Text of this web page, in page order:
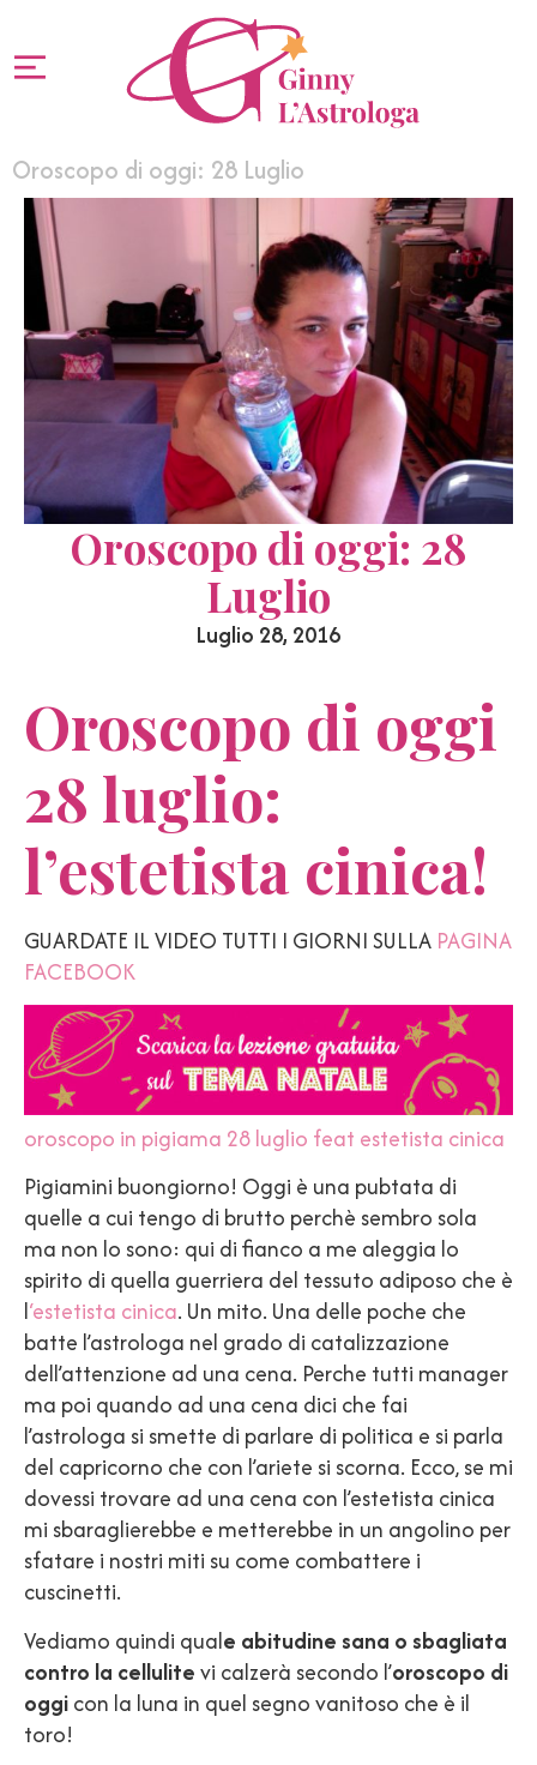
Oroscopo di oggi: 28 Luglio
Oroscopo di oggi: 28
Luglio
Luglio 28, 2016
Oroscopo di oggi
28 luglio:
l’estetista cinica!
GUARDATE IL VIDEO TUTTI I GIORNI SULLA PAGINA
FACEBOOK
oroscopo in pigiama 28 luglio feat estetista cinica
Pigiamini buongiorno! Oggi è una pubtata di
quelle a cui tengo di brutto perchè sembro sola
ma non lo sono: qui di fianco a me aleggia lo
spirito di quella guerriera del tessuto adiposo che è
l‘estetista cinica. Un mito. Una delle poche che
batte l’astrologa nel grado di catalizzazione
dell’attenzione ad una cena. Perche tutti manager
ma poi quando ad una cena dici che fai
l’astrologa si smette di parlare di politica e si parla
del capricorno che con l’ariete si scorna. Ecco, se mi
dovessi trovare ad una cena con l’estetista cinica
mi sbaraglierebbe e metterebbe in un angolino per
sfatare i nostri miti su come combattere i
cuscinetti.
Vediamo quindi quale abitudine sana o sbagliata
contro la cellulitevi calzerà secondo l’oroscopo di
oggicon la luna in quel segno vanitoso che è il
toro!